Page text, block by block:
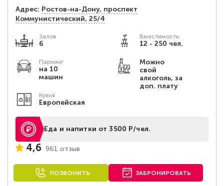
Адрес: Ростов-на-Дону, проспект
Коммунистический, 25/4
Залов
6
Вместимость:
12 - 250 чел.
Паркинг
на 10
машин
Можно
свой
алкоголь, за
доп. плату
Кухня
Европейская
Еда и напитки от 3500 Р/чел.
4,6 961 отзыв
ПОЗВОНИТЬ ЗАБРОНИРОВАТЬ